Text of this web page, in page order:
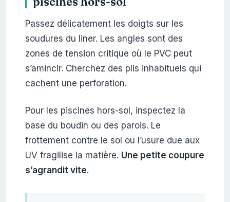
Passez délicatement les doigts sur les
soudures du liner. Les angles sont des
zones de tension critique où le PVC peut
s’amincir. Cherchez des plis inhabituels qui
cachent une perforation.
Pour les piscines hors-sol, inspectez la
base du boudin ou des parois. Le
frottement contre le sol ou l’usure due aux
UV fragilise la matière. Une petite coupure
s’agrandit vite.